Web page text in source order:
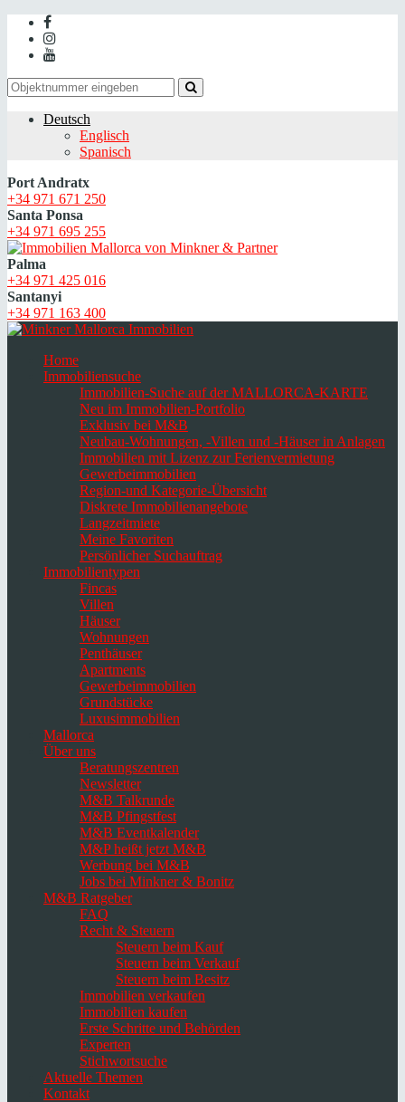
Deutsch
Englisch
Spanisch
Port Andratx
+34 971 671 250
Santa Ponsa
+34 971 695 255
Palma
+34 971 425 016
Santanyi
+34 971 163 400
Home
Immobiliensuche
Immobilien-Suche auf der MALLORCA-KARTE
Neu im Immobilien-Portfolio
Exklusiv bei M&B
Neubau-Wohnungen, -Villen und -Häuser in Anlagen
Immobilien mit Lizenz zur Ferienvermietung
Gewerbeimmobilien
Region-und Kategorie-Übersicht
Diskrete Immobilienangebote
Langzeitmiete
Meine Favoriten
Persönlicher Suchauftrag
Immobilientypen
Fincas
Villen
Häuser
Wohnungen
Penthäuser
Apartments
Gewerbeimmobilien
Grundstücke
Luxusimmobilien
Mallorca
Über uns
Beratungszentren
Newsletter
M&B Talkrunde
M&B Pfingstfest
M&B Eventkalender
M&P heißt jetzt M&B
Werbung bei M&B
Jobs bei Minkner & Bonitz
M&B Ratgeber
FAQ
Recht & Steuern
Steuern beim Kauf
Steuern beim Verkauf
Steuern beim Besitz
Immobilien verkaufen
Immobilien kaufen
Erste Schritte und Behörden
Experten
Stichwortsuche
Aktuelle Themen
Kontakt